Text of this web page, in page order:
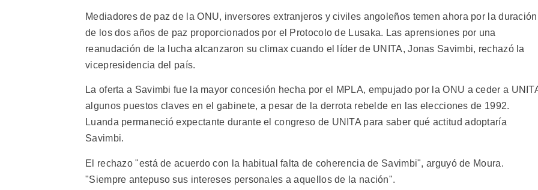
Mediadores de paz de la ONU, inversores extranjeros y civiles angoleños temen ahora por la duración
de los dos años de paz proporcionados por el Protocolo de Lusaka. Las aprensiones por una
reanudación de la lucha alcanzaron su climax cuando el líder de UNITA, Jonas Savimbi, rechazó la
vicepresidencia del país.
La oferta a Savimbi fue la mayor concesión hecha por el MPLA, empujado por la ONU a ceder a
algunos puestos claves en el gabinete, a pesar de la derrota rebelde en las elecciones de 1992.
Luanda permaneció expectante durante el congreso de UNITA para saber qué actitud adoptaría
Savimbi.
El rechazo "está de acuerdo con la habitual falta de coherencia de Savimbi", arguyó de Moura.
"Siempre antepuso sus intereses personales a aquellos de la nación".